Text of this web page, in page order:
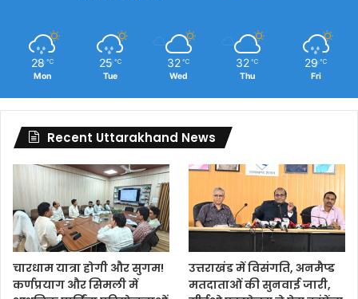
28 ℃
Mon
25 ℃
Tue
32 ℃
Wed
32 ℃
Thu
29 ℃
Fri
Recent Uttarakhand News
चारधाम यात्रा होगी और सुगम!
कर्णप्रयाग और सिमली में
उत्तराखंड में विसंगति, अनमैप्ड
मतदाताओं की सुनवाई जारी,